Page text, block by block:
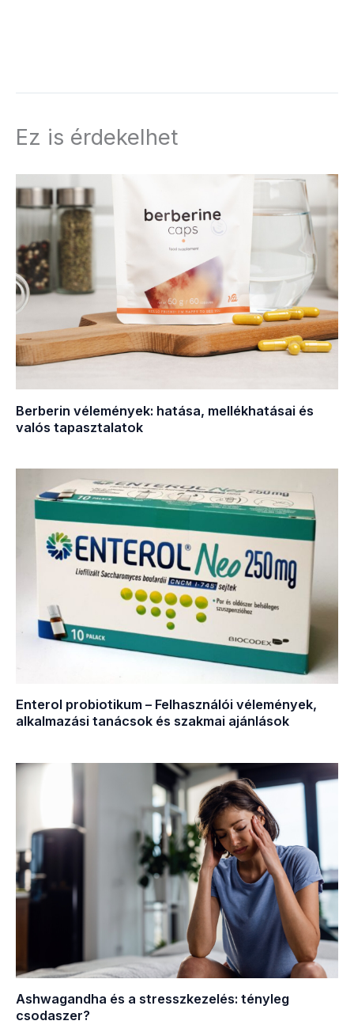
Ez is érdekelhet
Berberin vélemények: hatása, mellékhatásai és
valós tapasztalatok
Enterol probiotikum – Felhasználói vélemények,
alkalmazási tanácsok és szakmai ajánlások
Ashwagandha és a stresszkezelés: tényleg
csodaszer?